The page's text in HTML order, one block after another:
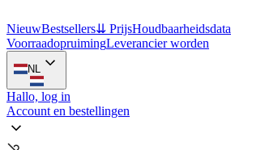
NieuwBestsellers⇊ PrijsHoudbaarheidsdata
VoorraadopruimingLeverancier worden
NL
Hallo, log in
Account en bestellingen